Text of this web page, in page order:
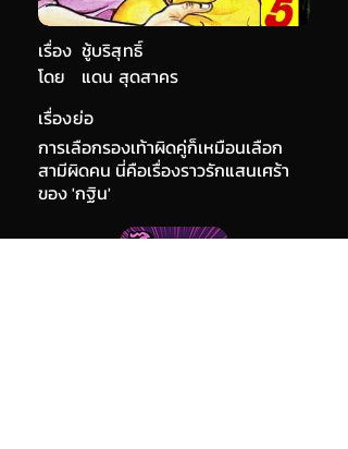
เรื่อง ชู้บริสุทธิ์
แดน สุดสาคร
โดย
เรื่องย่อ
การเลือกรองเท้าผิดคู่ก็เหมือนเลือก
สามีผิดคน นี่คือเรื่องราวรักแสนเศร้า
ของ 'กฐิน'